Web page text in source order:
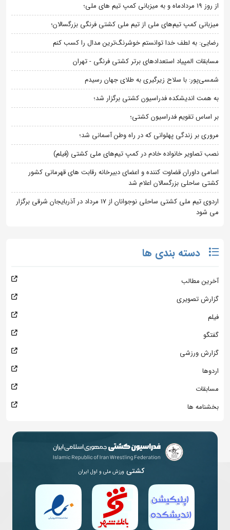
از روز 19 مردادماه و به میزبانی کمپ تیم های ملی؛
میزبانی کمپ تیم‌های ملی از تیم ملی کشتی فرنگی بزرگسالان؛
رضایی: به لطف خدا توانستم خوشرنگ‌ترین مدال را کسب کنم
مسابقات المپیاد استعدادهای برتر کشتی فرنگی - تهران
شمسی‌پور: با سلاح زیرگیری به طلای جهان رسیدم
به همت اندیشکده فدراسیون کشتی برگزار شد؛
بر اساس تقویم فدراسیون کشتی؛
مروری بر زندگی پهلوانی که در راه وطن آسمانی شد؛
نصب تصاویر خانواده خادم در کمپ تیم‌های ملی کشتی (فیلم)
اسامی داوران قضاوت کننده و اعضای دبیرخانه رقابت های قهرمانی کشور
کشتی ساحلی بزرگسالان اعلام شد
اردوی تیم ملی کشتی ساحلی نوجوانان از 17 مرداد در آذربایجان شرقی برگزار
می شود
دسته بندی ها
آخرین مطالب
گزارش تصویری
فیلم
گفتگو
گزارش ورزشی
اردوها
مسابقات
بخشنامه ها
کشتی ورزش ملی و اول ایران